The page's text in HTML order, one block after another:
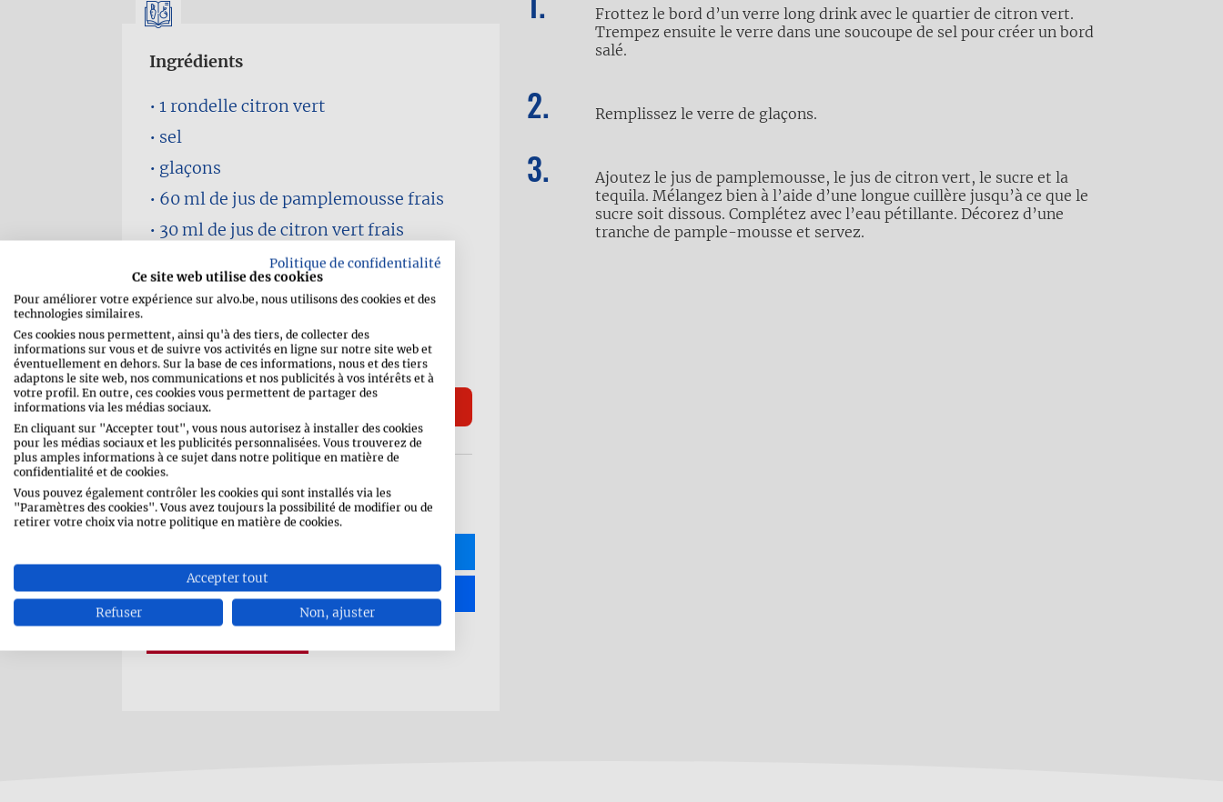
Ingrédients
1 rondelle citron vert
sel
glaçons
60 mlde jus de pamplemousse frais
30 mlde jus de citron vert frais
1 cuillerée à théde sucre
60 mlde tequila
1 rondellede pamplemousse
IMPRIMER LA RECETTE
WHATSAPP EMAIL
Frottez le bord d’un verre long drink avec le quartier de citron vert.
Trempez ensuite le verre dans une soucoupe de sel pour créer un bord
salé.
Remplissez le verre de glaçons.
Ajoutez le jus de pamplemousse, le jus de citron vert, le sucre et la
tequila. Mélangez bien à l’aide d’une longue cuillère jusqu’à ce que le
sucre soit dissous. Complétez avec l’eau pétillante. Décorez d’une
tranche de pample-mousse et servez.
Politique de confidentialité
Ce site web utilise des cookies
Pour améliorer votre expérience sur alvo.be, nous utilisons des cookies et des
technologies similaires.
Ces cookies nous permettent, ainsi qu'à des tiers, de collecter des
informations sur vous et de suivre vos activités en ligne sur notre site web et
éventuellement en dehors. Sur la base de ces informations, nous et des tiers
adaptons le site web, nos communications et nos publicités à vos intérêts et à
votre profil. En outre, ces cookies vous permettent de partager des
informations via les médias sociaux.
En cliquant sur "Accepter tout", vous nous autorisez à installer des cookies
pour les médias sociaux et les publicités personnalisées. Vous trouverez de
plus amples informations à ce sujet dans notre politique en matière de
confidentialité et de cookies.
Vous pouvez également contrôler les cookies qui sont installés via les
"Paramètres des cookies". Vous avez toujours la possibilité de modifier ou de
retirer votre choix via notre politique en matière de cookies.
Accepter tout
Refuser Non, ajuster